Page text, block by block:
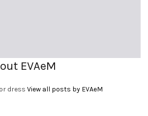
EVAeM
dress View all posts by EVAeM